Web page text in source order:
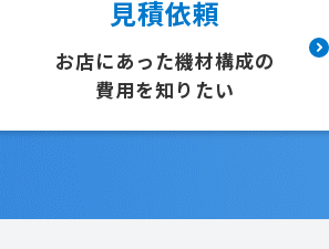
見積依頼
お店にあった機材構成の
費用を知りたい